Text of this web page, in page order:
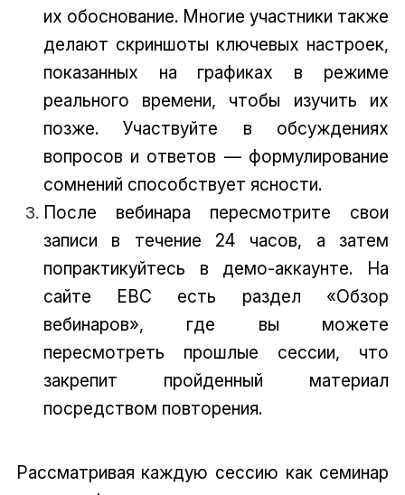
их обоснование. Многие участники также
делают скриншоты ключевых настроек,
показанных на графиках в режиме
реального времени, чтобы изучить их
позже. Участвуйте в обсуждениях
вопросов и ответов — формулирование
сомнений способствует ясности.
После вебинара пересмотрите свои
записи в течение 24 часов, а затем
попрактикуйтесь в демо-аккаунте. На
сайте EBC есть раздел «Обзор
вебинаров», где вы можете
пересмотреть прошлые сессии, что
закрепит пройденный материал
посредством повторения.
Рассматривая каждую сессию как семинар